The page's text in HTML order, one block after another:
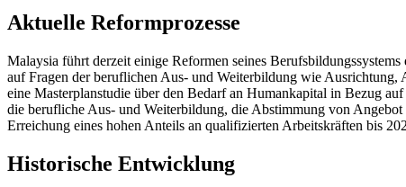
Aktuelle Reformprozesse
Malaysia führt derzeit einige Reformen seines
auf Fragen der beruflichen Aus- und Weiterbildung wie
eine Masterplanstudie über den Bedarf an Humankapital in Bezug
die berufliche Aus- und Weiterbildung, die Abstimmung von
Erreichung eines hohen Anteils an qualifizierten Arbeitskräften bis
Historische Entwicklung